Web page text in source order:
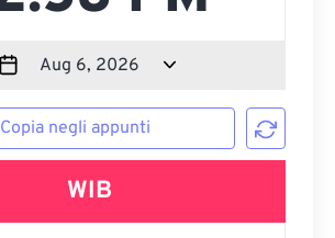
Copia negli appunti
WIB